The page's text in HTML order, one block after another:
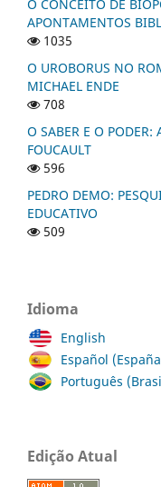
O CONCEITO DE
APONTAMENTOS
1035
O UROBORUS NO
MICHAEL ENDE
708
O SABER E O
FOUCAULT
596
PEDRO DEMO:
EDUCATIVO
509
Idioma
English
Español
Português
Edição Atual